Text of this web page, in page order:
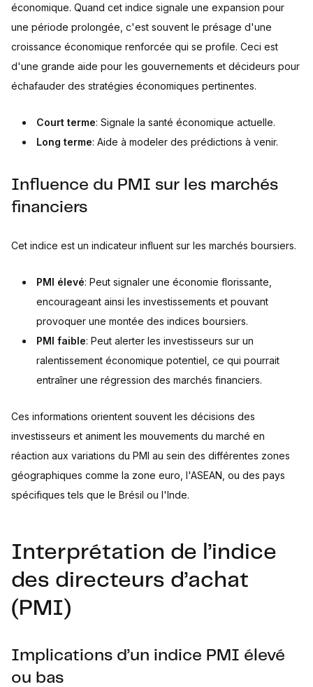
économique. Quand cet indice signale une expansion pour
une période prolongée, c'est souvent le présage d'une
croissance économique renforcée qui se profile. Ceci est
d'une grande aide pour les gouvernements et décideurs pour
échafauder des stratégies économiques pertinentes.
Court terme: Signale la santé économique actuelle.
Long terme: Aide à modeler des prédictions à venir.
Influence du PMI sur les marchés
financiers
Cet indice est un indicateur influent sur les marchés boursiers.
PMI élevé: Peut signaler une économie florissante,
encourageant ainsi les investissements et pouvant
provoquer une montée des indices boursiers.
PMI faible: Peut alerter les investisseurs sur un
ralentissement économique potentiel, ce qui pourrait
entraîner une régression des marchés financiers.
Ces informations orientent souvent les décisions des
investisseurs et animent les mouvements du marché en
réaction aux variations du PMI au sein des différentes zones
géographiques comme la zone euro, l'ASEAN, ou des pays
spécifiques tels que le Brésil ou l'Inde.
Interprétation de l’indice
des directeurs d’achat
(PMI)
Implications d’un indice PMI élevé
ou bas